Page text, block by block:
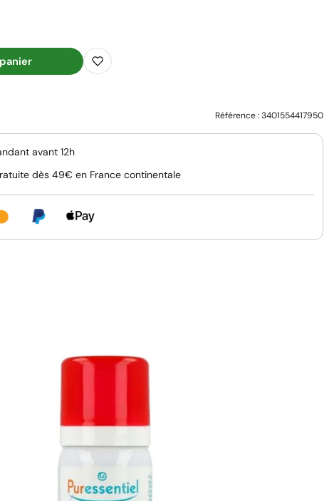
Référence :3401554417950
avant 12h
dès 49€ en France continentale